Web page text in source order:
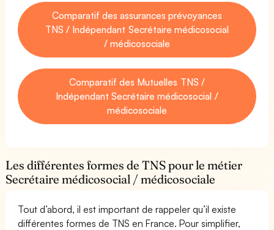
Comparatif des assurances prévoyances
TNS / Indépendant Secrétaire médicosocial
/ médicosociale
Comparatif des Mutuelles TNS /
Indépendant Secrétaire médicosocial /
médicosociale
Les différentes formes de TNS pour le métier
Secrétaire médicosocial / médicosociale
Tout d’abord, il est important de rappeler qu’il existe
différentes formes de TNS en France. Pour simplifier,